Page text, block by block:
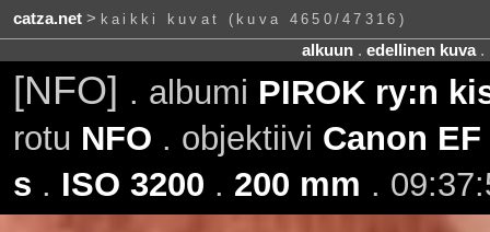
catza.net> kaikki kuvat (kuva 4650/47316)
alkuun. edellinen kuva.
[NFO] . albumi PIROK ry:n
rotu NFO . objektiivi Canon
s . ISO 3200 . 200 mm .